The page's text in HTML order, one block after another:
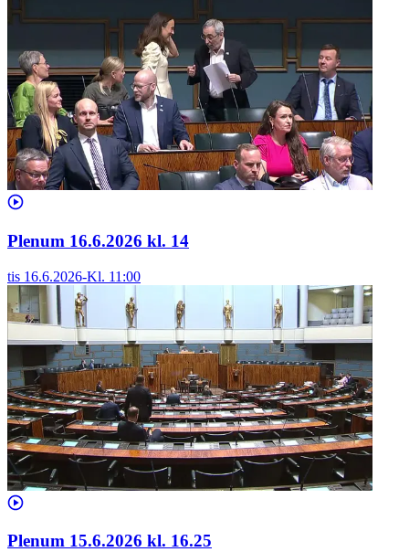
Plenum 16.6.2026 kl. 14
tis 16.6.2026-Kl. 11:00
Plenum 15.6.2026 kl. 16.25